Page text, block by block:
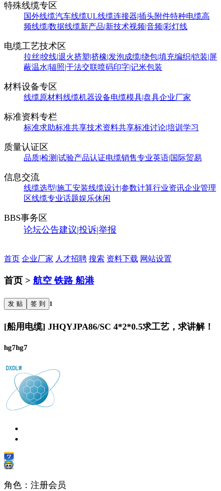
特殊线缆专区
国外线缆汽车线缆UL线缆连接器|插头附件特种电缆高
频线缆|数据线缆新产品|新技术视频|音频|彩灯线
电缆工艺技术区
拉丝|绞线|退火挤塑|挤橡|发泡成缆|绕包|填充编织|铠装|屏
蔽温水|辐照|干法交联喷码印字|记米包装
材料设备专区
线缆原材料线缆机器设备电缆模具|盘具企业厂家
标准资料专栏
标准求助标准共享技术资料共享标准讨论|培训学习
质量认证区
品质|检测|试验产品认证电缆销售专业英语|国际贸易
信息交流
线缆选型|施工安装线缆设计|参数计算行业资讯企业管理
区线缆专业话题娱乐休闲
BBS事务区
论坛公告建议|投诉|举报
首页 企业厂家 人才招聘 搜索 资料下载 网站设置
首页 > 航空 铁路 船港
发 贴 签 到 1
[船用电缆] JHQYJPA86/SC 4*2*0.5求工艺，求讲解！
hg7hg7
角色：注册会员